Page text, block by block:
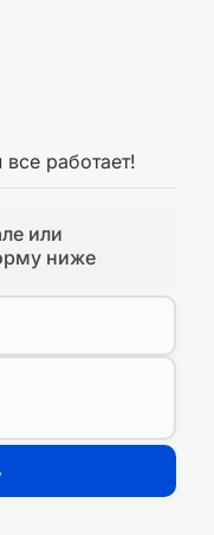
работает!
или
ниже